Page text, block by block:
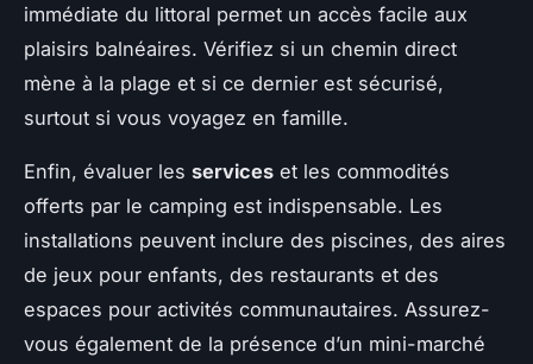
immédiate du littoral permet un accès facile aux
plaisirs balnéaires. Vérifiez si un chemin direct
mène à la plage et si ce dernier est sécurisé,
surtout si vous voyagez en famille.
Enfin, évaluer les services et les commodités
offerts par le camping est indispensable. Les
installations peuvent inclure des piscines, des aires
de jeux pour enfants, des restaurants et des
espaces pour activités communautaires. Assurez-
vous également de la présence d’un mini-marché